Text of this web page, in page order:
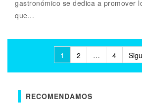
gastronómico se dedica a promover
que...
Paginación
de
entradas
1 2 … 4
RECOMENDAMOS